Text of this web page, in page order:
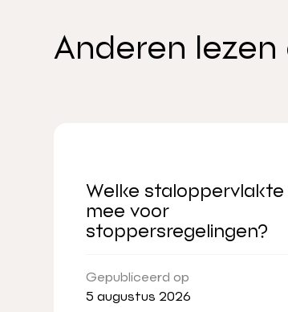
Anderen lezen
Welke
mee voor
stoppersregelingen?
Gepubliceerd op
5 augustus 2026